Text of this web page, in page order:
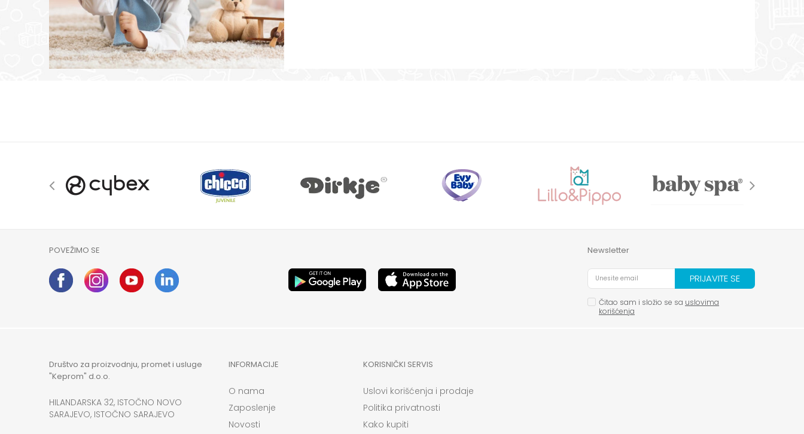
POVEŽIMO SE Newsletter
PRIJAVITE SE
Čitao sam i složio se sa uslovima
korišćenja
Društvo za proizvodnju, promet i usluge
"Keprom" d.o.o.
HILANDARSKA 32, ISTOČNO NOVO
SARAJEVO, ISTOČNO SARAJEVO
INFORMACIJE
O nama
Zaposlenje
Novosti
KORISNIČKI SERVIS
Uslovi korišćenja i prodaje
Politika privatnosti
Kako kupiti